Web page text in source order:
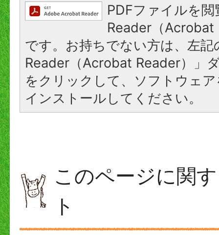
PDFファイルを
Reader（Acrobat
です。お持ちでない方は、左
Reader（Acrobat Reader）」
をクリックして、ソフトウェ
インストールしてください。
このページに関
ト